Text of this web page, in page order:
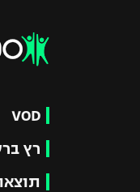
VOD
רץ